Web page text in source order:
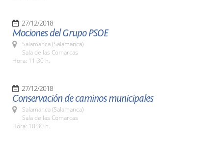
27/12/2018
Mociones del Grupo PSOE
Salamanca (Salamanca)
Sala de las Comarcas
Hora: 11:30 h.
27/12/2018
Conservación de caminos municipales
Salamanca (Salamanca)
Sala de las Comarcas
Hora: 10:30 h.